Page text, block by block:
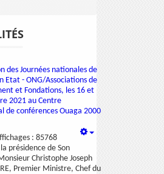
des Journées nationales de
Etat - ONG/Associations de
et Fondations, les 16 et
2021 au Centre
de conférences Ouaga 2000
: 85768
présidence de Son
Christophe Joseph
Premier Ministre, Chef du